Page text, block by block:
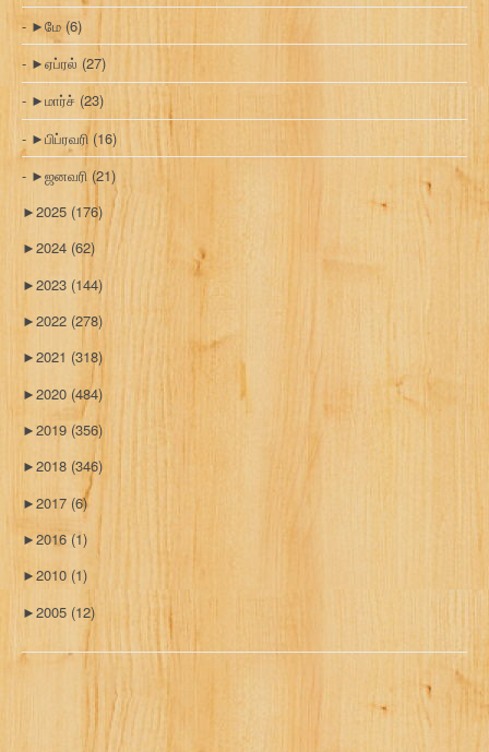
►மே (6)
►ஏப்ரல் (27)
►மார்ச் (23)
►பிப்ரவரி (16)
►ஜனவரி (21)
►2025 (176)
►2024 (62)
►2023 (144)
►2022 (278)
►2021 (318)
►2020 (484)
►2019 (356)
►2018 (346)
►2017 (6)
►2016(1)
►2010 (1)
►2005 (12)